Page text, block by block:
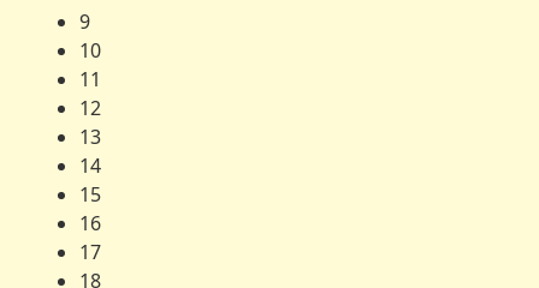
9
10
11
12
13
14
15
16
17
18